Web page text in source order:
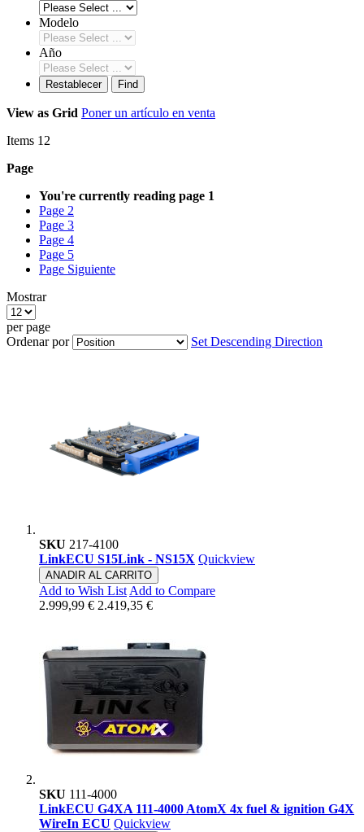
Modelo
Año
Restablecer Find
View as Grid Poner un artículo en venta
Items 12
Page
You're currently reading page 1
Page 2
Page 3
Page 4
Page 5
Page Siguiente
Mostrar
per page
Ordenar por
Set Descending Direction
SKU 217-4100
LinkECU S15Link - NS15X Quickview
ANADIR AL CARRITO
Add to Wish List Add to Compare
2.999,99 € 2.419,35 €
SKU 111-4000
LinkECU G4XA 111-4000 AtomX 4x fuel & ignition G4X
WireIn ECU Quickview